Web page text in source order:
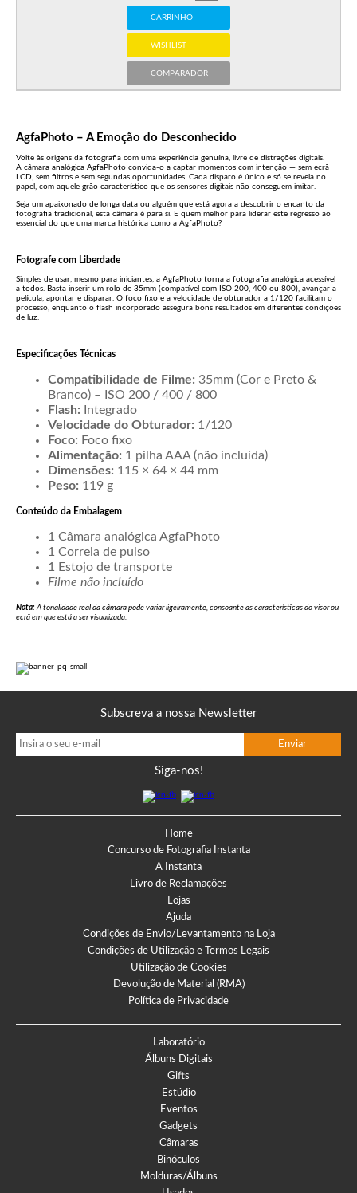
CARRINHO
WISHLIST
COMPARADOR
AgfaPhoto – A Emoção do Desconhecido
Volte às origens da fotografia com uma experiência genuína, livre de distrações digitais.
A câmara analógica AgfaPhoto convida-o a captar momentos com intenção — sem ecrã
LCD, sem filtros e sem segundas oportunidades. Cada disparo é único e só se revela no
papel, com aquele grão característico que os sensores digitais não conseguem imitar.
Seja um apaixonado de longa data ou alguém que está agora a descobrir o encanto da
fotografia tradicional, esta câmara é para si. E quem melhor para liderar este regresso ao
essencial do que uma marca histórica como a AgfaPhoto?
Fotografe com Liberdade
Simples de usar, mesmo para iniciantes, a AgfaPhoto torna a fotografia analógica acessível
a todos. Basta inserir um rolo de 35mm (compatível com ISO 200, 400 ou 800), avançar a
película, apontar e disparar. O foco fixo e a velocidade de obturador a 1/120 facilitam o
processo, enquanto o flash incorporado assegura bons resultados em diferentes condições
de luz.
Especificações Técnicas
Compatibilidade de Filme: 35mm (Cor e Preto &
Branco) – ISO 200 / 400 / 800
Flash: Integrado
Velocidade do Obturador: 1/120
Foco: Foco fixo
Alimentação: 1 pilha AAA (não incluída)
Dimensões: 115 × 64 × 44 mm
Peso: 119 g
Conteúdo da Embalagem
1 Câmara analógica AgfaPhoto
1 Correia de pulso
1 Estojo de transporte
Filme não incluído
Nota: A tonalidade real da câmara pode variar ligeiramente, consoante as características do visor ou
ecrã em que está a ser visualizada.
Subscreva a nossa Newsletter
Siga-nos!
Home
Concurso de Fotografia Instanta
A Instanta
Livro de Reclamações
Lojas
Ajuda
Condições de Envio/Levantamento na Loja
Condições de Utilização e Termos Legais
Utilização de Cookies
Devolução de Material (RMA)
Política de Privacidade
Laboratório
Álbuns Digitais
Gifts
Estúdio
Eventos
Gadgets
Câmaras
Binóculos
Molduras/Álbuns